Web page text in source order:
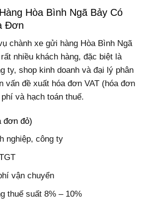
Hòa Bình Ngã Bảy Có
Đơn
chành xe gửi hàng Hòa Bình Ngã
nhiều khách hàng, đặc biệt là
ty, shop kinh doanh và đại lý phân
vấn đề xuất hóa đơn VAT (hóa đơn
và hạch toán thuế.
đơn đỏ)
nghiệp, công ty
vận chuyển
thuế suất 8% – 10%